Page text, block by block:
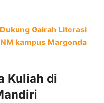
Gairah Literasi
kampus Margonda
Kuliah di